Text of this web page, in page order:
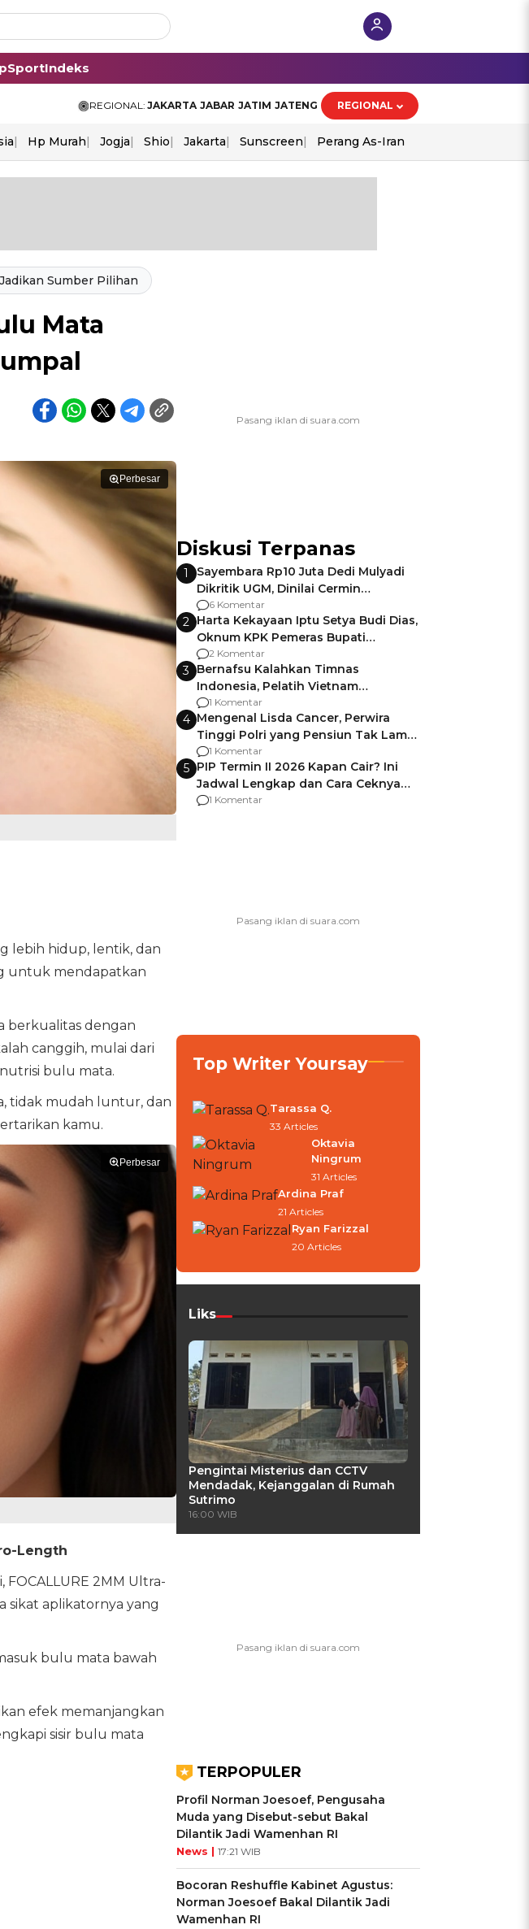
SportIndeks
REGIONAL: JAKARTA JABAR JATIM JATENG REGIONAL
Hp Murah Jogja Shio Jakarta Sunscreen Perang As-Iran
Jadikan Sumber Pilihan
Mata
Perbesar
lebih hidup, lentik, dan
untuk mendapatkan
berkualitas dengan
canggih, mulai dari
bulu mata.
tidak mudah luntur, dan
kamu.
Perbesar
Length
2MM Ultra-
sikat aplikatornya yang
bulu mata bawah
efek memanjangkan
sisir bulu mata
Diskusi Terpanas
1
Sayembara Rp10 Juta Dedi Mulyadi
Dikritik UGM, Dinilai Cermin
Gagalnya Negara Jamin Keamanan
6 Komentar
2 Harta Kekayaan Iptu Setya Budi Dias,
Oknum KPK Pemeras Bupati
Pemalang
2 Komentar
3 Bernafsu Kalahkan Timnas
Indonesia, Pelatih Vietnam
Berencana Pakai Jimat di Pakansari
1 Komentar
4 Mengenal Lisda Cancer, Perwira
Tinggi Polri yang Pensiun Tak Lama
Usai Jadi Brigjen
1 Komentar
5 PIP Termin II 2026 Kapan Cair? Ini
Jadwal Lengkap dan Cara Ceknya
agar Dana Tidak Hangus!
1 Komentar
Top Writer Yoursay
Tarassa Q.
33 Articles
Oktavia
Ningrum
31 Articles
Ardina Praf
21 Articles
Ryan Farizzal
20 Articles
Liks
Pengintai Misterius dan CCTV
Mendadak, Kejanggalan di Rumah
Sutrimo
16:00 WIB
TERPOPULER
Profil Norman Joesoef, Pengusaha
Muda yang Disebut-sebut Bakal
Dilantik Jadi Wamenhan RI
News | 17:21 WIB
Bocoran Reshuffle Kabinet Agustus:
Norman Joesoef Bakal Dilantik Jadi
Wamenhan RI